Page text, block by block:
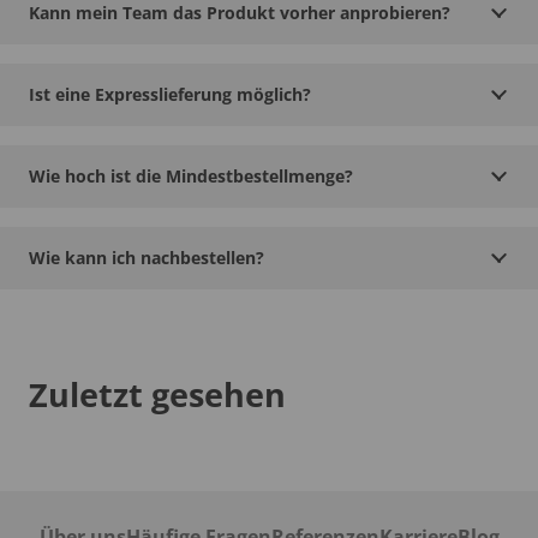
Kann mein Team das Produkt vorher anprobieren?
Ist eine Expresslieferung möglich?
Wie hoch ist die Mindestbestellmenge?
Wie kann ich nachbestellen?
Zuletzt gesehen